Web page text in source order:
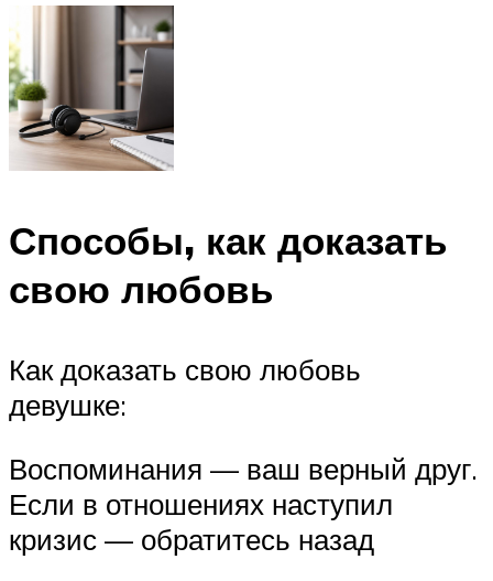
Способы, как доказать
свою любовь
Как доказать свою любовь
девушке:
Воспоминания — ваш верный друг.
Если в отношениях наступил
кризис — обратитесь назад